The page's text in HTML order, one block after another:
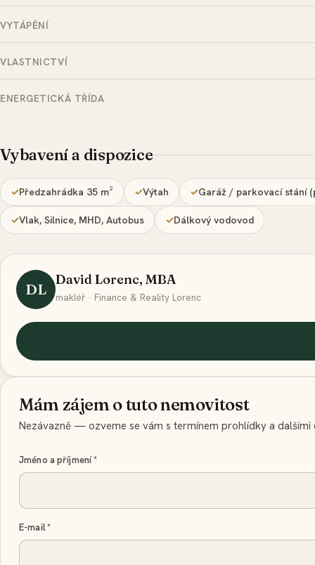
VYTÁPĚNÍ
VLASTNICTVÍ
ENERGETICKÁ TŘÍDA
Vybavení a dispozice
Předzahrádka 35 m² Výtah Garáž / parkovací stání
Vlak, Silnice, MHD, Autobus Dálkový vodovod
DL
David Lorenc, MBA
makléř · Finance & Reality Lorenc
Mám zájem o tuto nemovitost
Nezávazně — ozveme se vám s termínem prohlídky a dalšími
Jméno a příjmení*
E-mail*